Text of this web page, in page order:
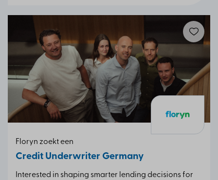
Floryn zoekt een
Credit Underwriter Germany
Interested in shaping smarter lending decisions for